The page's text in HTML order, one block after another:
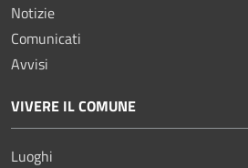
Notizie
Comunicati
Avvisi
VIVERE IL COMUNE
Luoghi